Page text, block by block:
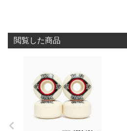
閲覧した商品